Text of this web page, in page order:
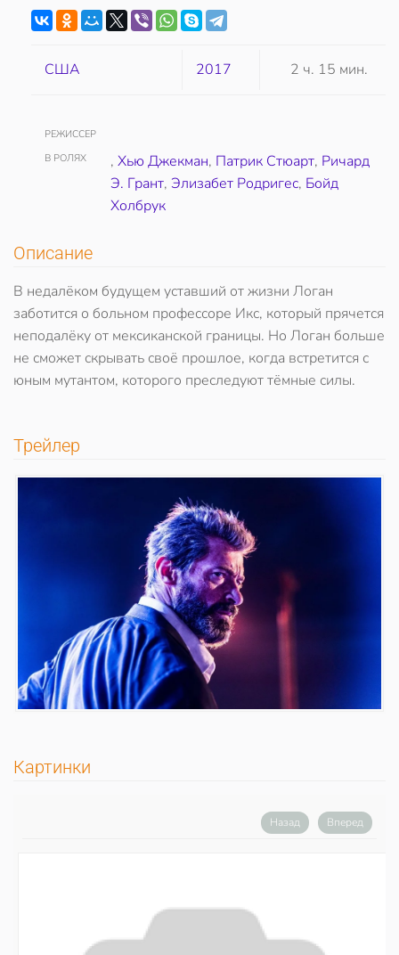
США 2017 2 ч. 15 мин.
РЕЖИССЕР
В РОЛЯХ
, Хью Джекман, Патрик Стюарт, Ричард
Э. Грант, Элизабет Родригес, Бойд
Холбрук
Описание
В недалёком будущем уставший от жизни Логан
заботится о больном профессоре Икс, который прячется
неподалёку от мексиканской границы. Но Логан больше
не сможет скрывать своё прошлое, когда встретится с
юным мутантом, которого преследуют тёмные силы.
Трейлер
Картинки
Назад Вперед